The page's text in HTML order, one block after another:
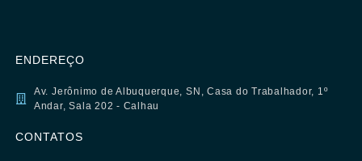
ENDEREÇO
Av. Jerônimo de Albuquerque, SN, Casa do Trabalhador, 1º
Andar, Sala 202 - Calhau
CONTATOS